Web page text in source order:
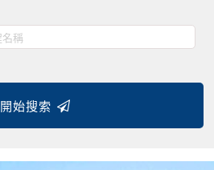
開始搜索